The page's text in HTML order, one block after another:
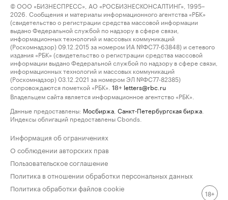
© ООО «БИЗНЕСПРЕСС», АО «РОСБИЗНЕСКОНСАЛТИНГ», 1995–
2026. Сообщения и материалы информационного агентства «РБК»
(свидетельство о регистрации средства массовой информации
выдано Федеральной службой по надзору в сфере связи,
информационных технологий и массовых коммуникаций
(Роскомнадзор) 09.12.2015 за номером ИА №ФС77-63848) и сетевого
издания «РБК» (свидетельство о регистрации средства массовой
информации выдано Федеральной службой по надзору в сфере связи,
информационных технологий и массовых коммуникаций
(Роскомнадзор) 03.12.2021 за номером ЭЛ №ФС77-82385)
сопровождаются пометкой «РБК».
18+ letters@rbc.ru
Владельцем сайта является информационное агентство «РБК».
Данные предоставлены: Мосбиржа Санкт-Петербургская биржа
Индексы облигаций предоставлены Cbonds.
Информация об ограничениях
О соблюдении авторских прав
Пользовательское соглашение
Политика в отношении обработки персональных данных
Политика обработки файлов cookie
18+